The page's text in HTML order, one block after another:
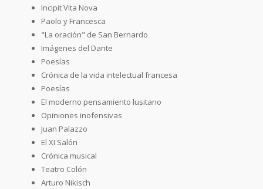
Incipit Vita Nova
Paolo y Francesca
"La oración" de San Bernardo
Imágenes del Dante
Poesías
Crónica de la vida intelectual francesa
Poesías
El moderno pensamiento lusitano
Opiniones inofensivas
Juan Palazzo
El XI Salón
Crónica musical
Teatro Colón
Arturo Nikisch